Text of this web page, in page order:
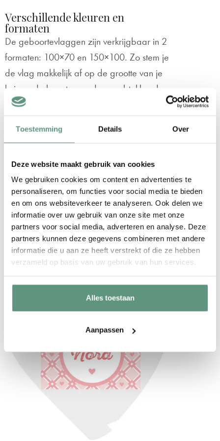
Toestemming Details Over
Deze website maakt gebruik van cookies
We gebruiken cookies om content en advertenties te
personaliseren, om functies voor social media te bieden
en om ons websiteverkeer te analyseren. Ook delen we
informatie over uw gebruik van onze site met onze
partners voor social media, adverteren en analyse. Deze
partners kunnen deze gegevens combineren met andere
informatie die u aan ze heeft verstrekt of die ze hebben
verzameld op basis van uw gebruik van hun services.
Alles toestaan
Aanpassen
Verschillende kleuren en
formaten
De geboortevlaggen zijn verkrijgbaar in 2
formaten: 100×70 en 150×100. Zo stem je
de vlag makkelijk af op de grootte van je
huis en de hoogte van de gevelstokhouder.
De maat
voor een Nederlandse vlag. Deze maat
ongeveer 2 meter. Daarnaast heb je bij
deze geboortevlag ‘Vierkantjes’ de keuze
uit 3 toffe kleuren:
Mintgroen
Lichtblauw
Roze